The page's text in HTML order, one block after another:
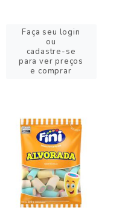
Faça seu login
ou
cadastre-se
para ver preços
e comprar